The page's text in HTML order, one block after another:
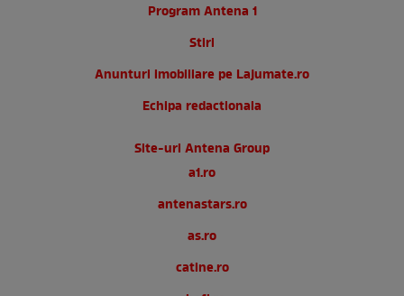
Program Antena 1
Stiri
Anunturi imobiliare pe Lajumate.ro
Echipa redactionala
Site-uri Antena Group
a1.ro
antenastars.ro
as.ro
catine.ro